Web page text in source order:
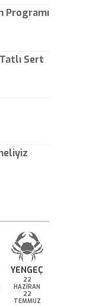
Programı
Sert
YENGEÇ
22
HAZİRAN
22
TEMMUZ